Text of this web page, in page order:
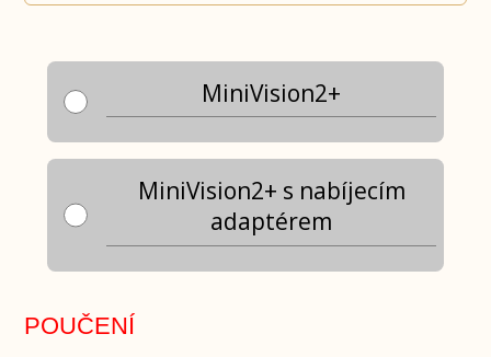
MiniVision2+
MiniVision2+ s nabíjecím
adaptérem
POUČENÍ